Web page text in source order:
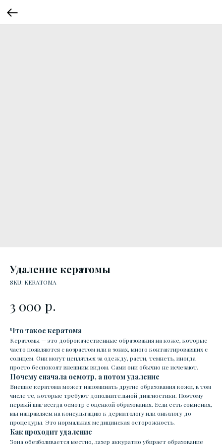
Удаление кератомы
SKU: KERATOMA
3 000 р.
Что такое кератома
Кератомы — это доброкачественные образования на коже, которые
часто появляются с возрастом или в зонах, много контактировавших с
солнцем. Они могут цепляться за одежду, расти, темнеть, иногда
просто беспокоят внешним видом. Сами они обычно не исчезают.
Почему сначала осмотр, а потом удаление
Внешне кератома может напоминать другие образования кожи, в том
числе те, которые требуют дополнительной диагностики. Поэтому
первый шаг всегда осмотр с оценкой образования. Если есть сомнения,
мы направляем на консультацию к дерматологу или онкологу до
процедуры. Это нормальная медицинская осторожность.
Как проходит удаление
Зона обезболивается местно, лазер аккуратно убирает образование